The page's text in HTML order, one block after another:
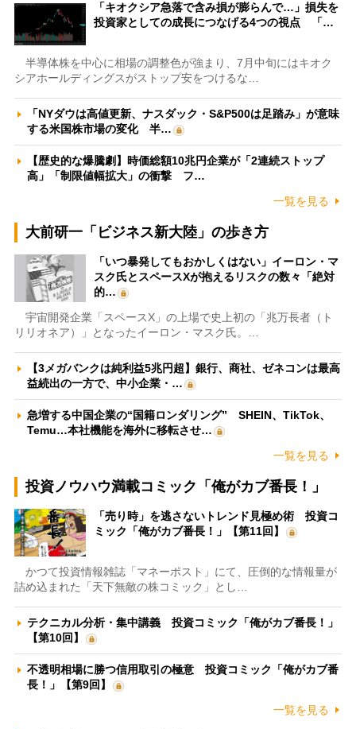
「キオクシア急落で含み損が膨らんで…」損失を
投資家としての成長につなげる4つの視点 「…
半導体株を中心に相場の調整色が強まり、7月中旬にはキオク
シアホールディングスがストップ安をつけるな…
「NYダウは高値更新、ナスダック・S&P500は足踏み」が意味
する米国株市場の変化 半…
【歴史的な爆騰劇】時価総額10兆円企業が「2連続ストップ
高」「制限値幅拡大」の衝撃 フ…
一覧を見る
大前研一「ビジネス新大陸」の歩き方
「いつ暴発してもおかしくはない」イーロン・マ
スク氏とスペースXが抱えるリスクの数々「絶対
的…
宇宙開発企業「スペースX」の上場で史上初の「兆万長者（ト
リリオネア）」となったイーロン・マスク氏。…
【3メガバンクは純利益5兆円超】銀行、商社、ゼネコンは最高
益続出の一方で、中小企業・…
急増する中国企業の“国籍ロンダリング” SHEIN、TikTok、
Temu…本社機能を海外に移転させ…
一覧を見る
投資ノウハウ満載コミック「俺がカブ番長！」
「売り時」を逃さないトレンド見極め術 投資コ
ミック「俺がカブ番長！」【第11回】
かつて投資情報雑誌「マネーポスト」にて、圧倒的な情報量が
詰め込まれた「天下無敵の株コミック」とし…
テクニカル分析・集中講義 投資コミック「俺がカブ番長！」
【第10回】
不透明相場に勝つ信用取引の極意 投資コミック「俺がカブ番
長！」【第9回】
一覧を見る